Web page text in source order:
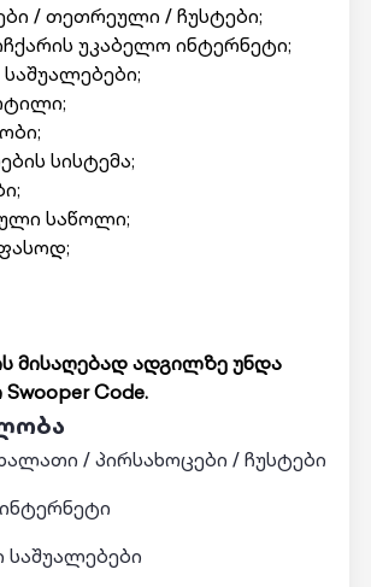
/ თეთრეული / ჩუსტები;
უკაბელო ინტერნეტი;
სისტემა;
საწოლი;
მისაღებად ადგილზე უნდა
Code.
/ პირსახოცები / ჩუსტები
საშუალებები